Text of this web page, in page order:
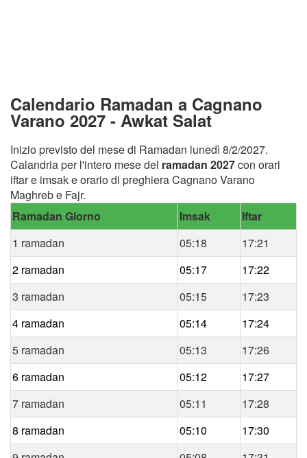
Calendario Ramadan a Cagnano
Varano 2027 - Awkat Salat
Inizio previsto del mese di Ramadan lunedì 8/2/2027.
Calandria per l'intero mese del ramadan 2027con orari
iftar e imsak e orario di preghiera Cagnano Varano
Maghreb e Fajr.
Ramadan Giorno
Imsak
Iftar
1 ramadan
05:18
17:21
2 ramadan
05:17
17:22
3 ramadan
05:15
17:23
4 ramadan
05:14
17:24
5 ramadan
05:13
17:26
6 ramadan
05:12
17:27
7 ramadan
05:11
17:28
8 ramadan
05:10
17:30